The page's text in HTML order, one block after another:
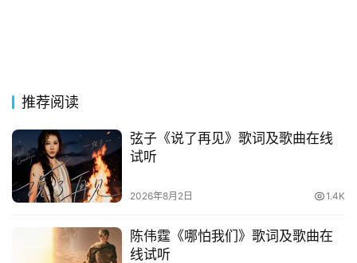
电
影
台
推荐阅读
弦子《说了再见》歌词及歌曲在线
试听
2026年8月2日 1.4K
陈伟霆《哪怕我们》歌词及歌曲在
线试听